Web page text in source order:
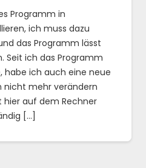
Programm in
ich muss dazu
das Programm lässt
Seit ich das Programm
habe ich auch eine neue
nicht mehr verändern
auf dem Rechner
[…]